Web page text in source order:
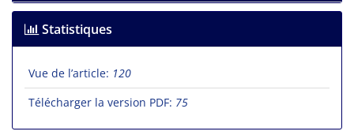
Statistiques
Vue de l’article: 120
Télécharger la version PDF: 75